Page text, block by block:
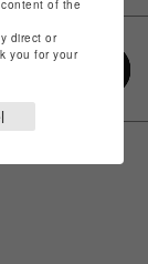
of the
direct or
you for your